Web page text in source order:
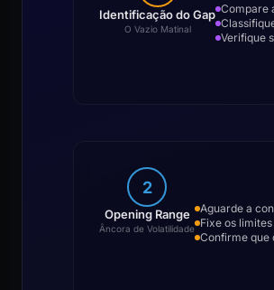
Identificação do Gap
O Vazio Matinal
Compare
Verifique
2
Opening Range
Âncora de Volatilidade
Aguarde a
Fixe os
Confirme que